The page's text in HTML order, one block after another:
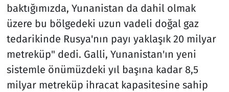
baktığımızda, Yunanistan da dahil olmak
üzere bu bölgedeki uzun vadeli doğal gaz
tedarikinde Rusya'nın payı yaklaşık 20 milyar
metreküp" dedi. Galli, Yunanistan'ın yeni
sistemle önümüzdeki yıl başına kadar 8,5
milyar metreküp ihracat kapasitesine sahip